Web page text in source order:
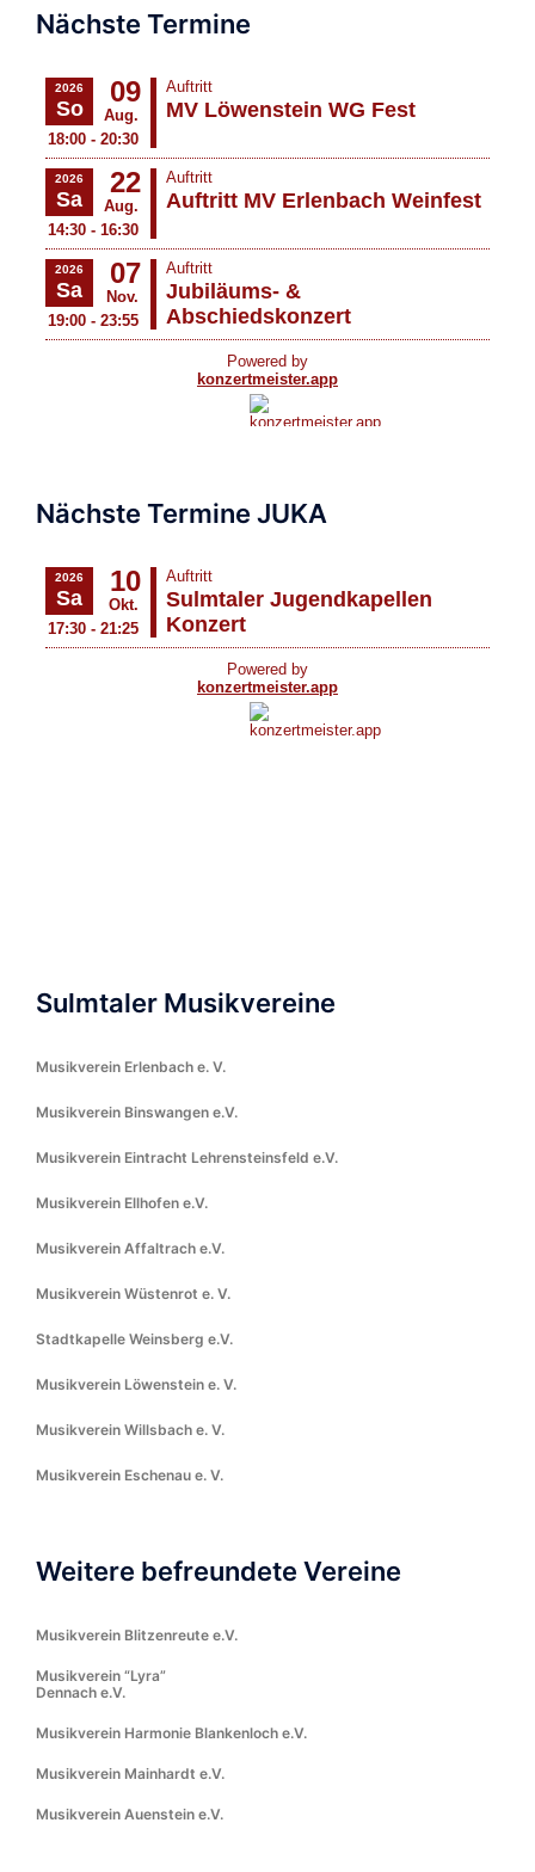
Nächste Termine
Nächste Termine JUKA
Sulmtaler Musikvereine
Musikverein Erlenbach e. V.
Musikverein Binswangen e.V.
Musikverein Eintracht Lehrensteinsfeld e.V.
Musikverein Ellhofen e.V.
Musikverein Affaltrach e.V.
Musikverein Wüstenrot e. V.
Stadtkapelle Weinsberg e.V.
Musikverein Löwenstein e. V.
Musikverein Willsbach e. V.
Musikverein Eschenau e. V.
Weitere befreundete Vereine
Musikverein Blitzenreute e.V.
Musikverein “Lyra”
Dennach e.V.
Musikverein Harmonie Blankenloch e.V.
Musikverein Mainhardt e.V.
Musikverein Auenstein e.V.